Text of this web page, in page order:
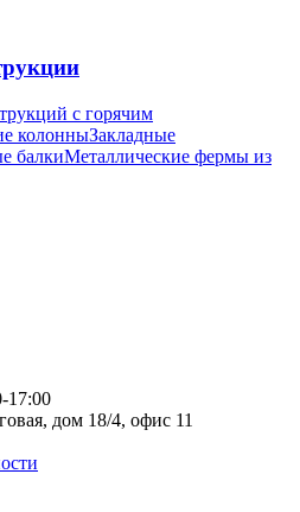
с горячим
колонныЗакладные
балкиМеталлические фермы из
17:00
дом 18/4, офис 11